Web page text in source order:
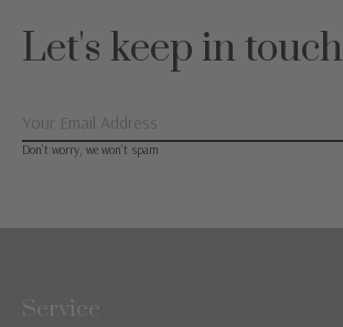
Let's keep in touch
Don’t worry, we won’t spam
Service